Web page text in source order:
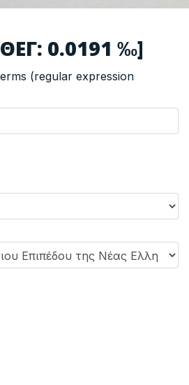
0.0191 ‰]
(regular expression